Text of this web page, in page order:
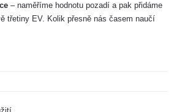
– naměříme hodnotu pozadí a pak přidáme
třetiny EV. Kolik přesně nás časem naučí